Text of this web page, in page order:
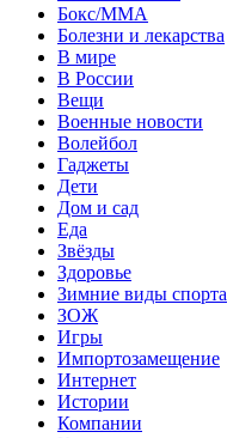
Бокс/MMA
Болезни и лекарства
В мире
В России
Вещи
Военные новости
Волейбол
Гаджеты
Дети
Дом и сад
Еда
Звёзды
Здоровье
Зимние виды спорта
ЗОЖ
Игры
Импортозамещение
Интернет
Истории
Компании